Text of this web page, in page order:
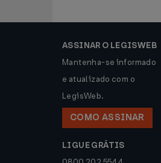
ASSINAR O LEGISWEB
Mantenha-se informado
e atualizado com o
LegisWeb.
COMO ASSINAR
LIGUE GRÁTIS